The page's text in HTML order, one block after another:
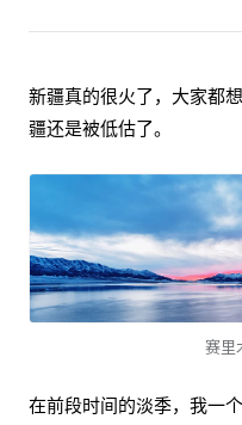
新疆真的很火了，大家都
疆还是被低估了。
赛里
在前段时间的淡季，我一